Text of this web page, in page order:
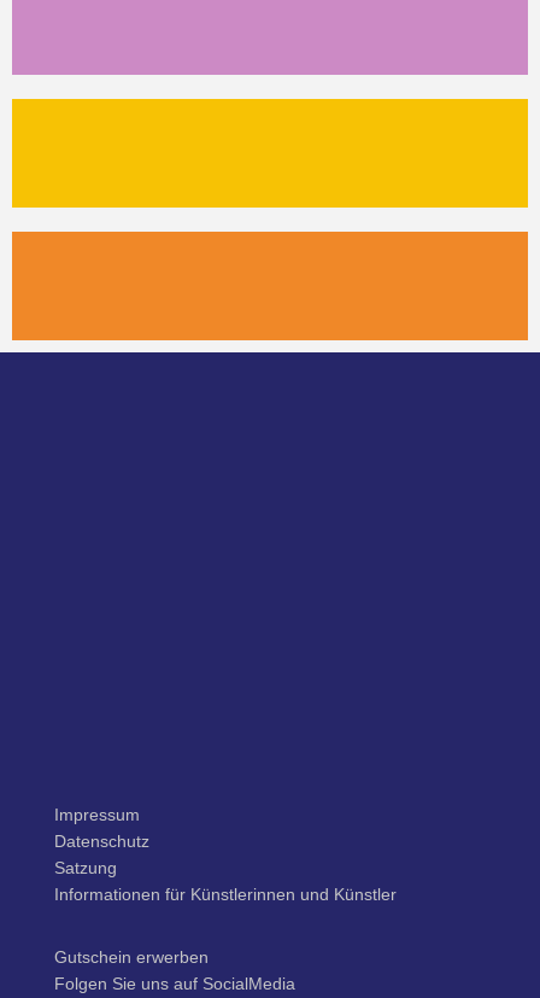
Impressum
Datenschutz
Satzung
Informationen für Künstlerinnen und Künstler
Gutschein erwerben
Folgen Sie uns auf SocialMedia